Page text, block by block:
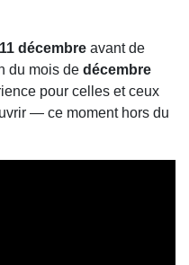
11 décembre avant de
du mois de décembre
pour celles et ceux
— ce moment hors du